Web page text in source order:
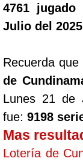
4761
Julio del 2025
Recuerda que
de
Lunes 21 de
fue: 9198
Mas
Lotería de